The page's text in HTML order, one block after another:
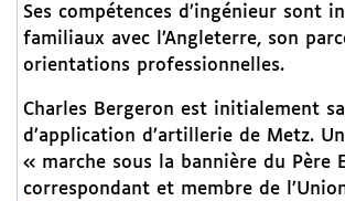
Ses compétences d’ingénieur sont
familiaux avec l’Angleterre, son
orientations professionnelles.
Charles Bergeron est initialement
d’application d’artillerie de Metz.
« marche sous la bannière du Père
correspondant et membre de